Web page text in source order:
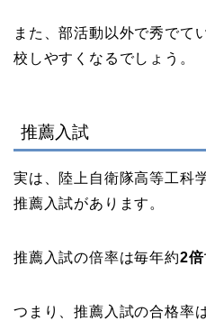
また、部活動以外で秀でて
校しやすくなるでしょう。
推薦入試
実は、陸上自衛隊高等工科
推薦入試があります。
推薦入試の倍率は毎年約2倍
つまり、推薦入試の合格率